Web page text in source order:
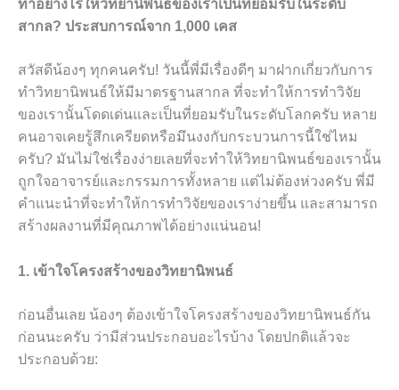
ทำอย่างไรให้วิทยานิพนธ์ของเราเป็นที่ยอมรับในระดับ
สากล? ประสบการณ์จาก 1,000 เคส
สวัสดีน้องๆ ทุกคนครับ! วันนี้พี่มีเรื่องดีๆ มาฝากเกี่ยวกับการ
ทำวิทยานิพนธ์ให้มีมาตรฐานสากล ที่จะทำให้การทำวิจัย
ของเรานั้นโดดเด่นและเป็นที่ยอมรับในระดับโลกครับ หลาย
คนอาจเคยรู้สึกเครียดหรือมึนงงกับกระบวนการนี้ใช่ไหม
ครับ? มันไม่ใช่เรื่องง่ายเลยที่จะทำให้วิทยานิพนธ์ของเรานั้น
ถูกใจอาจารย์และกรรมการทั้งหลาย แต่ไม่ต้องห่วงครับ พี่มี
คำแนะนำที่จะทำให้การทำวิจัยของเราง่ายขึ้น และสามารถ
สร้างผลงานที่มีคุณภาพได้อย่างแน่นอน!
1. เข้าใจโครงสร้างของวิทยานิพนธ์
ก่อนอื่นเลย น้องๆ ต้องเข้าใจโครงสร้างของวิทยานิพนธ์กัน
ก่อนนะครับ ว่ามีส่วนประกอบอะไรบ้าง โดยปกติแล้วจะ
ประกอบด้วย: